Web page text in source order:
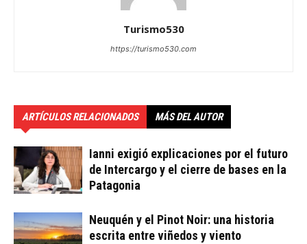
Turismo530
https://turismo530.com
ARTÍCULOS RELACIONADOS MÁS DEL AUTOR
Ianni exigió explicaciones por el futuro
de Intercargo y el cierre de bases en la
Patagonia
Neuquén y el Pinot Noir: una historia
escrita entre viñedos y viento